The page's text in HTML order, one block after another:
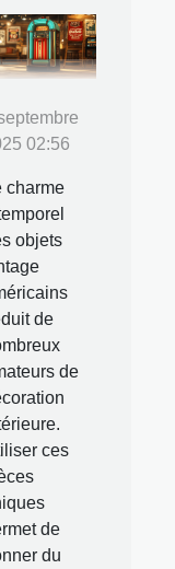
02:56
charme
objets
de
de
ces
de
du